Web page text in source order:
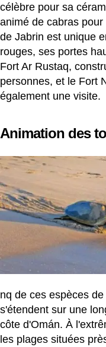
célèbre pour sa
animé de cabras
de Jabrin est unique
rouges, ses portes
Fort Ar Rustaq,
personnes, et le Fort
également une visite.
Animation des
nq de ces espèces
s'étendent sur une
côte d'Omán. À
les plages situées